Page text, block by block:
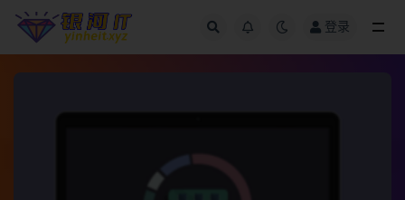
登录